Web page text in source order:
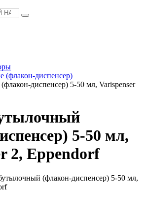
(флакон-диспенсер)
диспенсер) 5-50 мл, Varispenser
5-50 мл,
2, Eppendorf